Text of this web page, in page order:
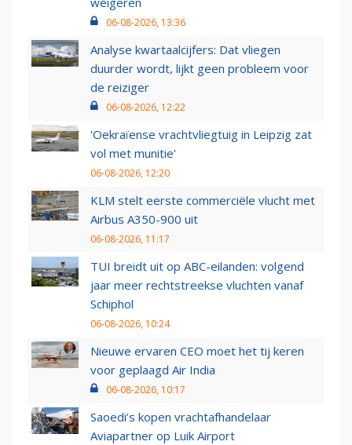
06-08-2026, 13:36
Analyse kwartaalcijfers: Dat vliegen
duurder wordt, lijkt geen probleem voor
de reiziger
06-08-2026, 12:22
'Oekraïense vrachtvliegtuig in Leipzig zat
vol met munitie'
06-08-2026, 12:20
KLM stelt eerste commerciële vlucht met
Airbus A350-900 uit
06-08-2026, 11:17
TUI breidt uit op ABC-eilanden: volgend
jaar meer rechtstreekse vluchten vanaf
Schiphol
06-08-2026, 10:24
Nieuwe ervaren CEO moet het tij keren
voor geplaagd Air India
06-08-2026, 10:17
Saoedi’s kopen vrachtafhandelaar
Aviapartner op Luik Airport